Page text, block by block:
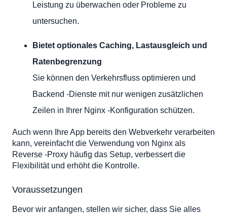
Leistung zu überwachen oder Probleme zu
untersuchen.
Bietet optionales Caching, Lastausgleich und
Ratenbegrenzung
Sie können den Verkehrsfluss optimieren und
Backend -Dienste mit nur wenigen zusätzlichen
Zeilen in Ihrer Nginx -Konfiguration schützen.
Auch wenn Ihre App bereits den Webverkehr verarbeiten
kann, vereinfacht die Verwendung von Nginx als
Reverse -Proxy häufig das Setup, verbessert die
Flexibilität und erhöht die Kontrolle.
Voraussetzungen
Bevor wir anfangen, stellen wir sicher, dass Sie alles